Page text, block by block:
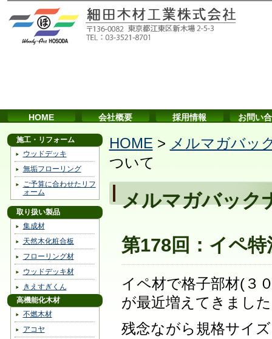
HOME 会社概要 採用情報 お問い
施工・リフォーム
ウッドデッキ
無垢フローリング
ご予算に合わせたリフ
ォーム
取り扱い製品
集成材
天然木化粧合板
フローリング材
ウッドデッキ材
きえすぎくん
高機能化木材
不燃木材
アコヤ
HOME > メルマガバッ
ついて
メルマガバック
第178回：イペ
イペ材で格子部材(３
が最近増えてきまし
残念ながら規格サイ